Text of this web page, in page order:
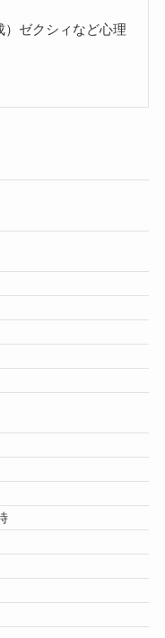
）ゼクシィなど心理